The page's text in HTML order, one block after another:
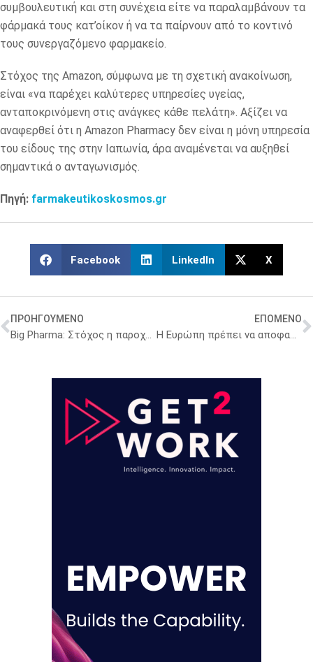
συμβουλευτική και στη συνέχεια είτε να παραλαμβάνουν τα
φάρμακά τους κατ’οίκον ή να τα παίρνουν από το κοντινό
τους συνεργαζόμενο φαρμακείο.
Στόχος της Amazon, σύμφωνα με τη σχετική ανακοίνωση,
είναι «να παρέχει καλύτερες υπηρεσίες υγείας,
ανταποκρινόμενη στις ανάγκες κάθε πελάτη». Αξίζει να
αναφερθεί ότι η Amazon Pharmacy δεν είναι η μόνη υπηρεσία
του είδους της στην Ιαπωνία, άρα αναμένεται να αυξηθεί
σημαντικά ο ανταγωνισμός.
Πηγή: farmakeutikoskosmos.gr
Facebook LinkedIn X
ΠΡΟΗΓΟΥΜΕΝΟ
Big Pharma: Στόχος η παροχή εξατομικευμένων θεραπειών για τον καρκίνο γρηγορότερα
ΕΠΟΜΕΝΟ
Η Ευρώπη πρέπει να αποφασίσει: Θα γίνει πρωταγωνιστής σε επίπεδο καινοτομίας ή θα παραμείνει ουραγός;